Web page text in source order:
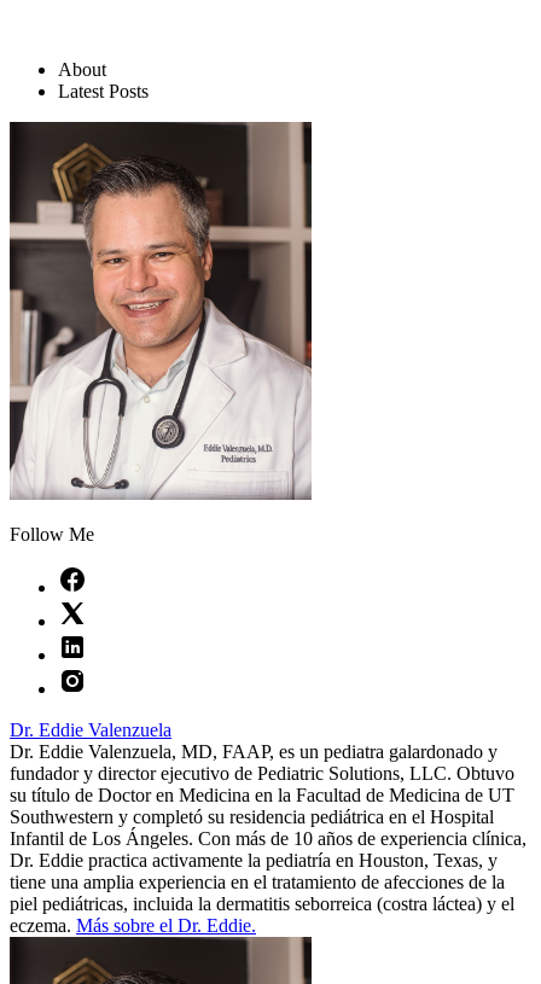
About
Latest Posts
Follow Me
Dr. Eddie Valenzuela
Dr. Eddie Valenzuela, MD, FAAP, es un pediatra galardonado y
fundador y director ejecutivo de Pediatric Solutions, LLC. Obtuvo
su título de Doctor en Medicina en la Facultad de Medicina de UT
Southwestern y completó su residencia pediátrica en el Hospital
Infantil de Los Ángeles. Con más de 10 años de experiencia clínica,
Dr. Eddie practica activamente la pediatría en Houston, Texas, y
tiene una amplia experiencia en el tratamiento de afecciones de la
piel pediátricas, incluida la dermatitis seborreica (costra láctea) y el
eczema. Más sobre el Dr. Eddie.